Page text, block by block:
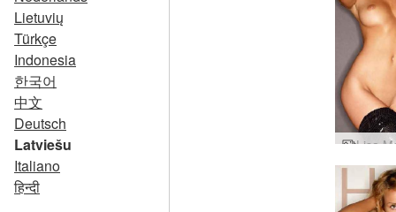
Lietuvių
Türkçe
Indonesia
한국어
中文
Deutsch
Latviešu
Italiano
हिन्दी